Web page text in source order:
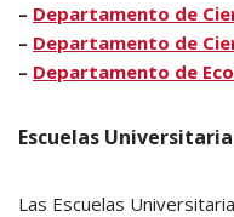
– Departamento de
– Departamento de
– Departamento de
Escuelas
Las Escuelas